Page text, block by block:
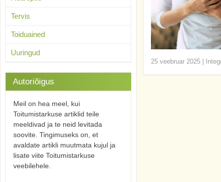
25 veebruar 2025
Tervis
Toiduained
Uuringud
Autoriõigus
Meil on hea meel, kui
Toitumistarkuse artiklid teile
meeldivad ja te neid levitada
soovite. Tingimuseks on, et
avaldate artikli muutmata kujul ja
lisate viite Toitumistarkuse
veebilehele.